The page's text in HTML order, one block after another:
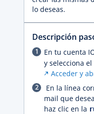
lo deseas.
Descripción
En tu cuenta
y selecciona
Acceder y
En la línea
mail que
haz clic en la